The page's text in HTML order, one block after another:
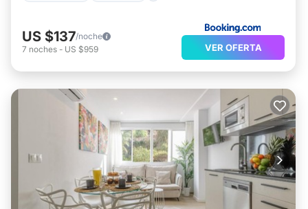
US $137/noche
7 noches - US $959 VER OFERTA